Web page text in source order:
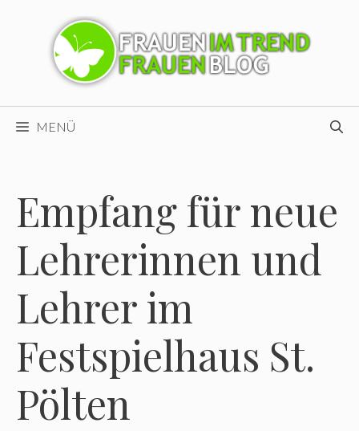
MENÜ
Empfang für neue
Lehrerinnen und
Lehrer im
Festspielhaus St.
Pölten